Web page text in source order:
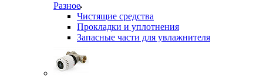
Разное
Чистящие средства
Прокладки и уплотнения
Запасные части для увлажнителя